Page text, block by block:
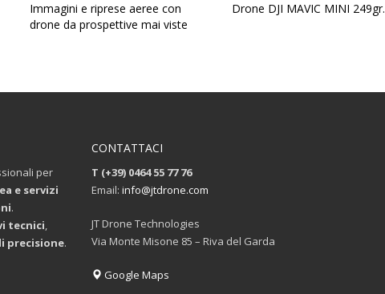
Immagini e riprese aeree con
drone da prospettive mai viste
Drone DJI MAVIC MINI 249gr.
per
e servizi
.
tecnici,
precisione.
CONTATTACI
T (+39) 0464 55 77 76
Email: info@jtdrone.com
JT Drone Technologies
Via Monte Misone 85 – Riva del Garda
Google Maps